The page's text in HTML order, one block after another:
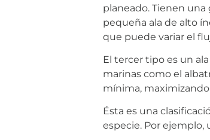
planeado. Tienen
pequeña ala de alto
que puede variar el
El tercer tipo es un
marinas como el
mínima,
Ésta es una
especie. Por